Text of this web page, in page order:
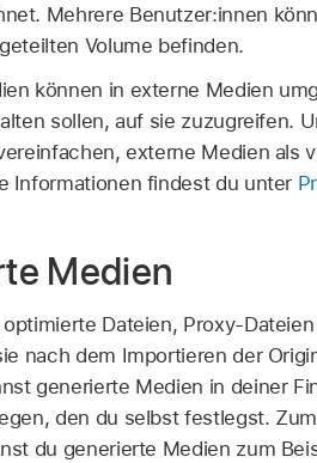
Mehrere Benutzer:innen
Volume befinden.
können in externe Medien
sollen, auf sie zuzugreifen.
externe Medien als
Informationen findest du unter
Medien
Dateien, Proxy-
nach dem Importieren der
generierte Medien in deiner
den du selbst festlegst.
du generierte Medien zum